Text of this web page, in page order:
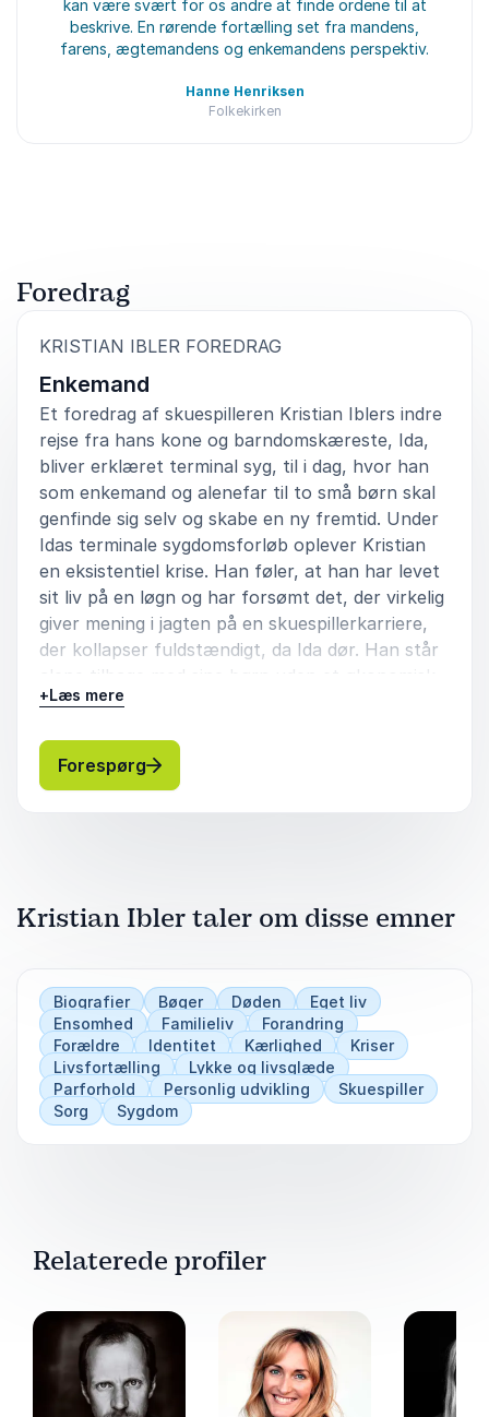
kan være svært for os andre at finde ordene til at
beskrive. En rørende fortælling set fra mandens,
farens, ægtemandens og enkemandens perspektiv.
Hanne Henriksen
Folkekirken
Foredrag
KRISTIAN IBLER FOREDRAG
Enkemand
Et foredrag af skuespilleren Kristian Iblers indre
rejse fra hans kone og barndomskæreste, Ida,
bliver erklæret terminal syg, til i dag, hvor han
som enkemand og alenefar til to små børn skal
genfinde sig selv og skabe en ny fremtid. Under
Idas terminale sygdomsforløb oplever Kristian
en eksistentiel krise. Han føler, at han har levet
sit liv på en løgn og har forsømt det, der virkelig
giver mening i jagten på en skuespillerkarriere,
der kollapser fuldstændigt, da Ida dør. Han står
alene tilbage med sine børn uden et økonomisk
eller personligt fundament og må balancere
trods af sin sorg og en pligt til at holde fast i
fortiden og støtte børnene i deres sorg.
+Læs mere
Forespørg: Kristian Ibler Enkemand
Kristian Ibler taler om disse emner
Biografier Bøger Døden
Eget liv
Ensomhed
Familieliv
Forandring
Forældre
Identitet Kærlighed
Kriser
Livsfortælling
Lykke og livsglæde
Parforhold
Personlig udvikling
Skuespiller
Sorg
Sygdom
Relaterede profiler